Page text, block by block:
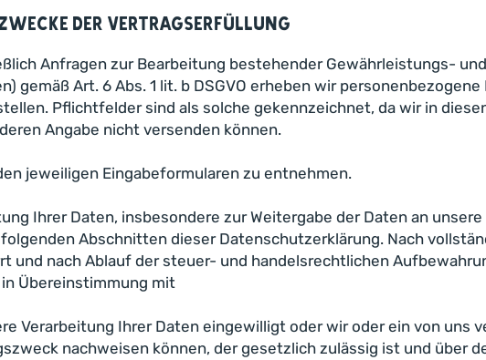
der Vertragserfüllung
Anfragen zur Bearbeitung bestehender Gewährleistungs-
gemäß Art. 6 Abs. 1 lit. b DSGVO erheben wir
Pflichtfelder sind als solche gekennzeichnet, da wir in
Angabe nicht versenden können.
jeweiligen Eingabeformularen zu entnehmen.
Ihrer Daten, insbesondere zur Weitergabe der Daten an
Abschnitten dieser Datenschutzerklärung. Nach
und nach Ablauf der steuer- und handelsrechtlichen
Übereinstimmung mit
Verarbeitung Ihrer Daten eingewilligt oder wir oder ein von
nachweisen können, der gesetzlich zulässig ist und über